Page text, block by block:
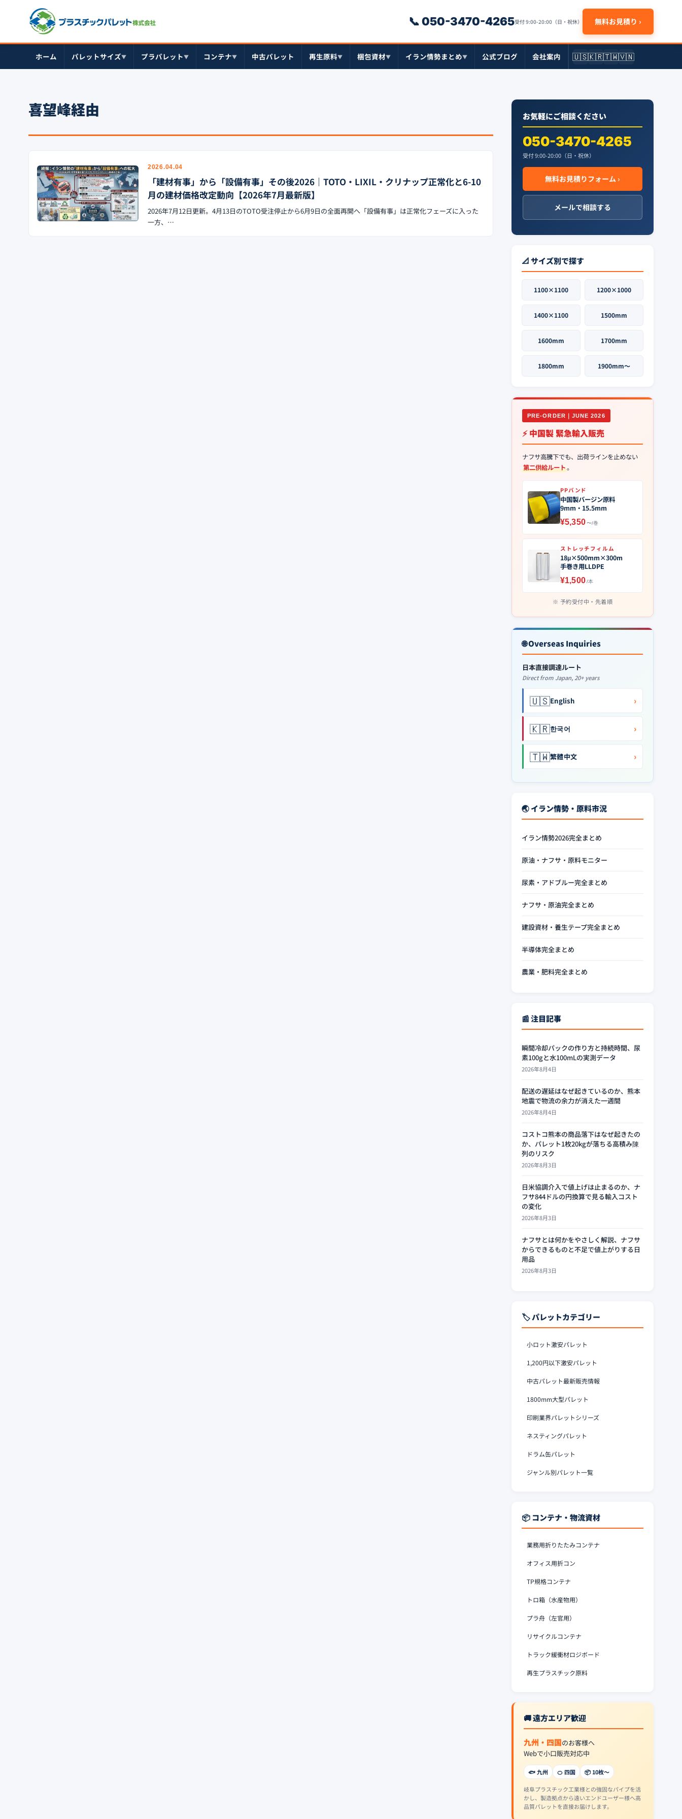
📞 050-3470-4265受付 9:00-20:00（日・祝休） 無料お見積り ›
ホーム パレットサイズ▼ プラパレット▼ コンテナ▼ 中古パレット 再生原料▼ 梱包資材▼ イラン情勢まとめ▼ 公式ブログ 会社案内 🇺🇸🇰🇷🇹🇼🇻🇳
喜望峰経由
2026.04.04
「建材有事」から「設備有事」その後2026｜TOTO・LIXIL・クリナップ正常化と6-10
月の建材価格改定動向【2026年7月最新版】
2026年7月12日更新。4月13日のTOTO受注停止から6月9日の全面再開へ「設備有事」は正常化フェーズに入った
一方、…
お気軽にご相談ください
050-3470-4265
受付 9:00-20:00（日・祝休）
無料お見積りフォーム ›
メールで相談する
📐 サイズ別で探す
1100×1100 1200×1000
1400×1100 1500mm
1600mm 1700mm
1800mm 1900mm〜
PRE-ORDER｜JUNE 2026
⚡ 中国製 緊急輸入販売
ナフサ高騰下でも、出荷ラインを止めない
第二供給ルート。
PPバンド
中国製バージン原料
9mm・15.5mm
¥5,350〜/巻
ストレッチフィルム
18μ×500mm×300m
手巻き用LLDPE
¥1,500/本
予約受付中・先着順
🌐 Overseas Inquiries
日本直接調達ルート
Direct from Japan, 20+ years
🇺🇸English ›
🇰🇷한국어 ›
🇹🇼繁體中文 ›
🌏 イラン情勢・原料市況
イラン情勢2026完全まとめ
原油・ナフサ・原料モニター
尿素・アドブルー完全まとめ
ナフサ・原油完全まとめ
建設資材・養生テープ完全まとめ
半導体完全まとめ
農業・肥料完全まとめ
📰 注目記事
瞬間冷却パックの作り方と持続時間、尿
素100gと水100mLの実測データ
2026年8月4日
配送の遅延はなぜ起きているのか、熊本
地震で物流の余力が消えた一週間
2026年8月4日
コストコ熊本の商品落下はなぜ起きたの
か、パレット1枚20kgが落ちる高積み陳
列のリスク
2026年8月3日
日米協調介入で値上げは止まるのか、ナ
フサ844ドルの円換算で見る輸入コスト
の変化
2026年8月3日
ナフサとは何かをやさしく解説、ナフサ
からできるものと不足で値上がりする日
用品
2026年8月3日
🏷️ パレットカテゴリー
小ロット激安パレット
1,200円以下激安パレット
中古パレット最新販売情報
1800mm大型パレット
印刷業界パレットシリーズ
ネスティングパレット
ドラム缶パレット
ジャンル別パレット一覧
📦 コンテナ・物流資材
業務用折りたたみコンテナ
オフィス用折コン
TP規格コンテナ
トロ箱（水産物用）
プラ舟（左官用）
リサイクルコンテナ
トラック緩衝材ロジボード
再生プラスチック原料
🚚 遠方エリア歓迎
九州・四国のお客様へ
Webで小口販売対応中
🐟 九州 🍊 四国 📦 10枚〜
岐阜プラスチック工業様との強固なパイプを活
かし、製造拠点から遠いエンドユーザー様へ高
品質パレットを直接お届けします。